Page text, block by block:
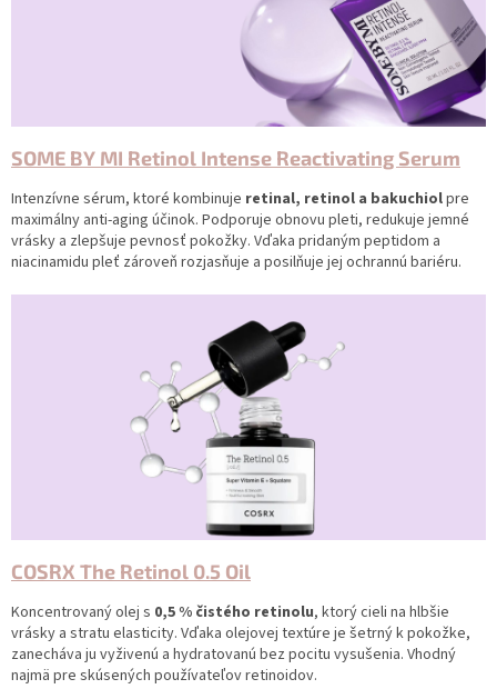
SOME BY MI Retinol Intense Reactivating Serum
Intenzívne sérum, ktoré kombinuje retinal, retinol a bakuchiolpre
maximálny anti-aging účinok. Podporuje obnovu pleti, redukuje jemné
vrásky a zlepšuje pevnosť pokožky. Vďaka pridaným peptidom a
niacinamidu pleť zároveň rozjasňuje a posilňuje jej ochrannú bariéru.
COSRX The Retinol 0.5 Oil
Koncentrovaný olej s 0,5 % čistého retinolu, ktorý cieli na hlbšie
vrásky a stratu elasticity. Vďaka olejovej textúre je šetrný k pokožke,
zanecháva ju vyživenú a hydratovanú bez pocitu vysušenia. Vhodný
najmä pre skúsených používateľov retinoidov.